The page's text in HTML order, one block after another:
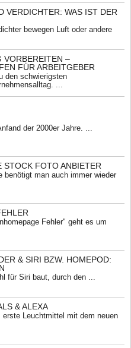
VERDICHTER: WAS IST DER
bewegen Luft oder andere
VORBEREITEN –
FÜR ARBEITGEBER
den schwierigsten
...
der 2000er Jahre. ...
STOCK FOTO ANBIETER
benötigt man auch immer wieder
Fehler" geht es um
& SIRI BZW. HOMEPOD:
für Siri baut, durch den ...
& ALEXA
erste Leuchtmittel mit dem neuen